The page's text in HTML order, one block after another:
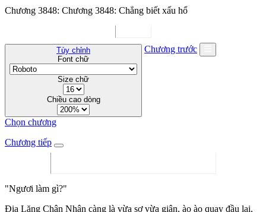
Chương 3848: Chương 3848: Chẳng biết xấu hổ
Tùy chỉnh
Font chữ
Size chữ
Chiều cao dòng
Chương trước
Chọn chương
Chương tiếp
"Ngươi làm gì?"
Địa Lăng Chân Nhân càng là vừa sợ vừa giận, ào ào quay đầu lại,